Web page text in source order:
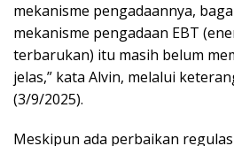
mekanisme pengadaannya,
mekanisme pengadaan EBT
terbarukan) itu masih belum
jelas,” kata Alvin, melalui
(3/9/2025).
Meskipun ada perbaikan